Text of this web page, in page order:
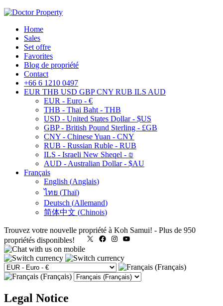
Home
Sales
Set offre
Favorites
Blog de propriété
Contact
+66 6 1210 0497
EUR THB USD GBP CNY RUB ILS AUD
EUR - Euro - €
THB - Thai Baht - THB
USD - United States Dollar - $US
GBP - British Pound Sterling - £GB
CNY - Chinese Yuan - CNY
RUB - Russian Ruble - RUB
ILS - Israeli New Sheqel - ₪
AUD - Australian Dollar - $AU
Français
English (Anglais)
ไทย (Thaï)
Deutsch (Allemand)
简体中文 (Chinois)
Trouvez votre nouvelle propriété à Koh Samui! - Plus de 950
propriétés disponibles!
X FacebookInstagram
Legal Notice